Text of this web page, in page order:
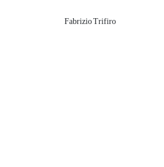
Fabrizio Trifiro